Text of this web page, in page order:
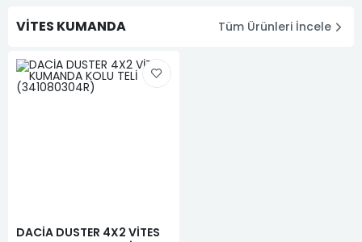
VİTES KUMANDA Tüm Ürünleri İncele
DACİA DUSTER 4X2 VİTES